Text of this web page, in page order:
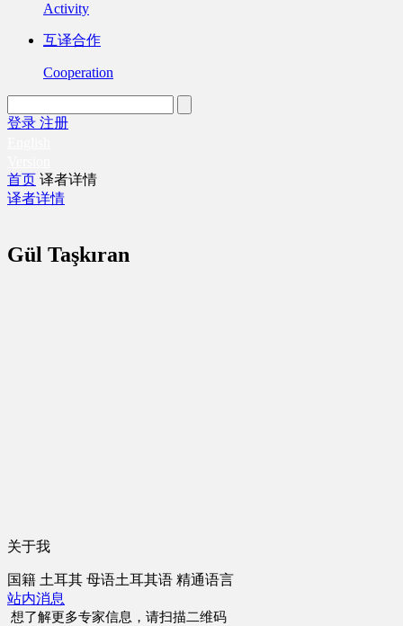
Activity
互译合作
Cooperation
登录 注册
首页 译者详情
译者详情
Gül Taşkıran
关于我
国籍 土耳其 母语土耳其语 精通语言
站内消息
想了解更多专家信息，请扫描二维码